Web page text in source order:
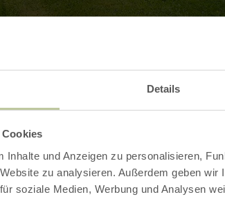
Details
Inhalte und Anzeigen zu personalisieren,
zu analysieren. Außerdem geben
soziale Medien, Werbung und Analysen